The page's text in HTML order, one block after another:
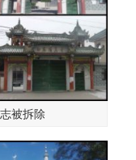
被拆除